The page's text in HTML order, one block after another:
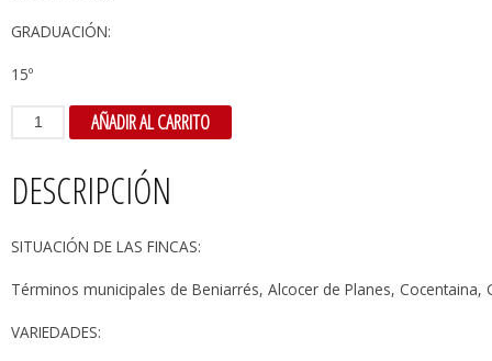
GRADUACIÓN:
15º
Minfundi
quantity
AÑADIR AL CARRITO
DESCRIPCIÓN
SITUACIÓN DE LAS FINCAS:
Términos municipales de Beniarrés, Alcocer de Planes, Cocentaina,
VARIEDADES: